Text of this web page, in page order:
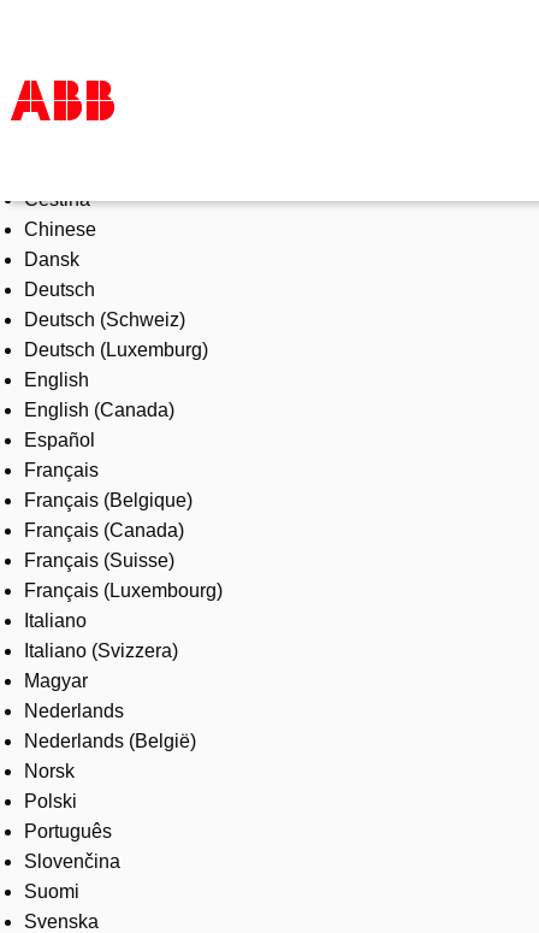
Products & Solutions
Industries
Services
About us
Where to buy
Contact us
Careers
Čeština
Chinese
Dansk
Deutsch
Deutsch (Schweiz)
Deutsch (Luxemburg)
English
English (Canada)
Español
Français
Français (Belgique)
Français (Canada)
Français (Suisse)
Français (Luxembourg)
Italiano
Italiano (Svizzera)
Magyar
Nederlands
Nederlands (België)
Norsk
Polski
Português
Slovenčina
Suomi
Svenska